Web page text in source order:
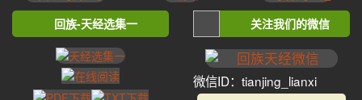
回族-天经选集一 关注我们的微信
微信ID：tianjing_lianxi